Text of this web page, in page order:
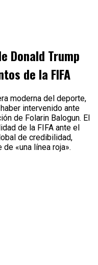
Donald Trump
de la FIFA
moderna del deporte,
intervenido ante
de Folarin Balogun. El
de la FIFA ante el
de credibilidad,
«una línea roja».